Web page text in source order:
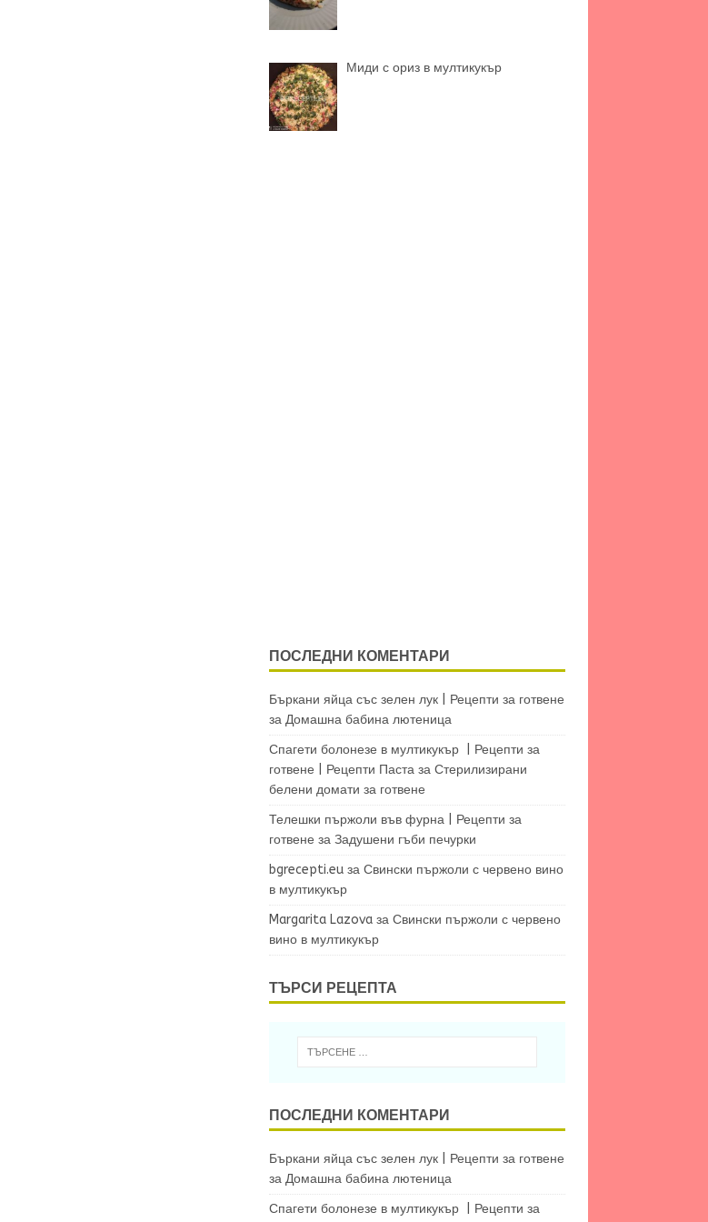
Миди с ориз в мултикукър
ПОСЛЕДНИ КОМЕНТАРИ
Бъркани яйца със зелен лук | Рецепти за готвене
за Домашна бабина лютеница
Спагети болонезе в мултикукър | Рецепти за
готвене | Рецепти Пастаза Стерилизирани
белени домати за готвене
Телешки пържоли във фурна | Рецепти за
готвене за Задушени гъби печурки
bgrecepti.euза Свински пържоли с червено вино
в мултикукър
Margarita Lazovaза Свински пържоли с червено
вино в мултикукър
ТЪРСИ РЕЦЕПТА
ПОСЛЕДНИ КОМЕНТАРИ
Бъркани яйца със зелен лук | Рецепти за готвене
за Домашна бабина лютеница
Спагети болонезе в мултикукър | Рецепти за